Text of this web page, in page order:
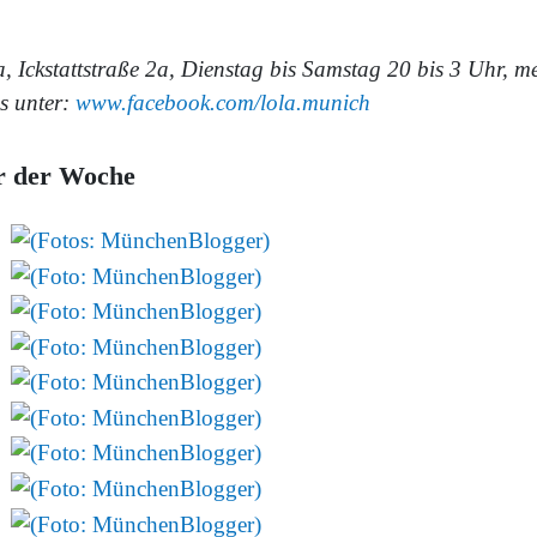
Ickstattstraße 2a, Dienstag bis Samstag 20 bis 3 Uhr,
unter: www.facebook.com/lola.munich
der Woche